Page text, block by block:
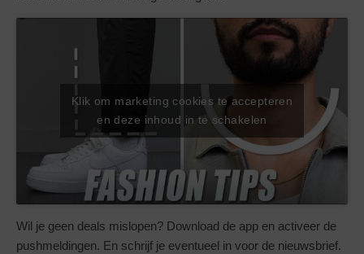
Klik om marketing cookies te accepteren
en deze inhoud in te schakelen
Wil je geen deals mislopen? Download de app en activeer de
pushmeldingen. En schrijf je eventueel in voor de nieuwsbrief.